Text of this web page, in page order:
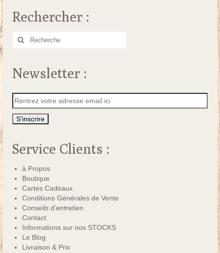
Rechercher :
Rechercher
Newsletter :
Service Clients :
à Propos
Boutique
Cartes Cadeaux
Conditions Générales de Vente
Conseils d’entretien
Contact
Informations sur nos STOCKS
Le Blog
Livraison & Prix